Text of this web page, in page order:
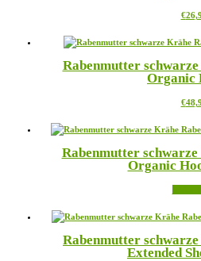
€
Rabenmutter
Organic
€
Rabenmutter
Organic
Rabenmutter
Extended